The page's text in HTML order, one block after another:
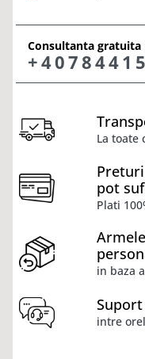
Consultanta gratuita
La toate
pot
Plati
in baza
intre